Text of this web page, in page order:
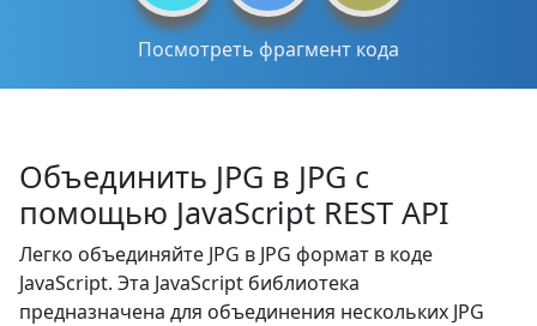
Посмотреть фрагмент кода
Объединить JPG в JPG с
помощью JavaScript REST API
Легко объединяйте JPG в JPG формат в коде
JavaScript. Эта JavaScript библиотека
предназначена для объединения нескольких JPG